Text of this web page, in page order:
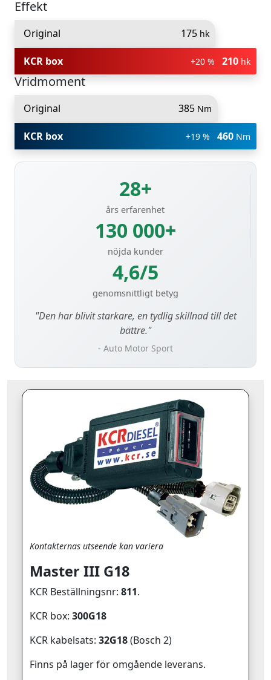
Effekt
Original 175 hk
KCR box +20 % 210 hk
Vridmoment
Original 385 Nm
KCR box +19 % 460 Nm
28+
års erfarenhet
130 000+
nöjda kunder
4,6/5
genomsnittligt betyg
"Den har blivit starkare, en tydlig skillnad till det
bättre."
- Auto Motor Sport
Kontakternas utseende kan variera
Master III G18
KCR Beställningsnr: 811.
KCR box: 300G18
KCR kabelsats: 32G18(Bosch 2)
Finns på lager för omgående leverans.